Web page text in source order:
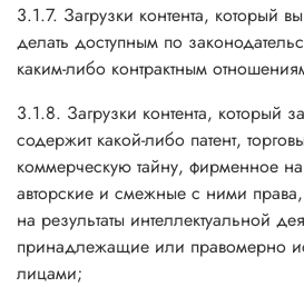
3.1.7. Загрузки контента, который
делать доступным по
каким-либо контрактным
3.1.8. Загрузки контента, который
содержит какой-либо патент,
коммерческую тайну, фирменное
авторские и смежные с ними
на результаты интеллектуальной
принадлежащие или правомерно
лицами;